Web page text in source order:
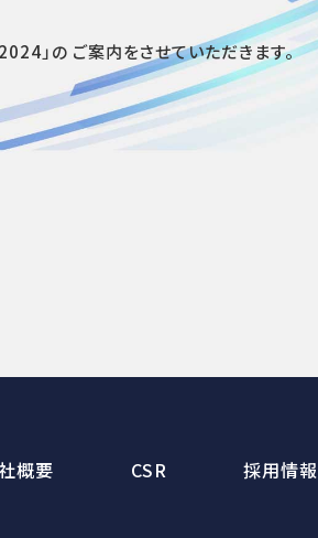
」の ご案内をさせていただきます。
概要 CSR 採用情報